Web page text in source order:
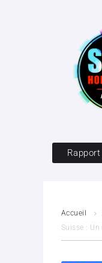
Accueil
Suisse :